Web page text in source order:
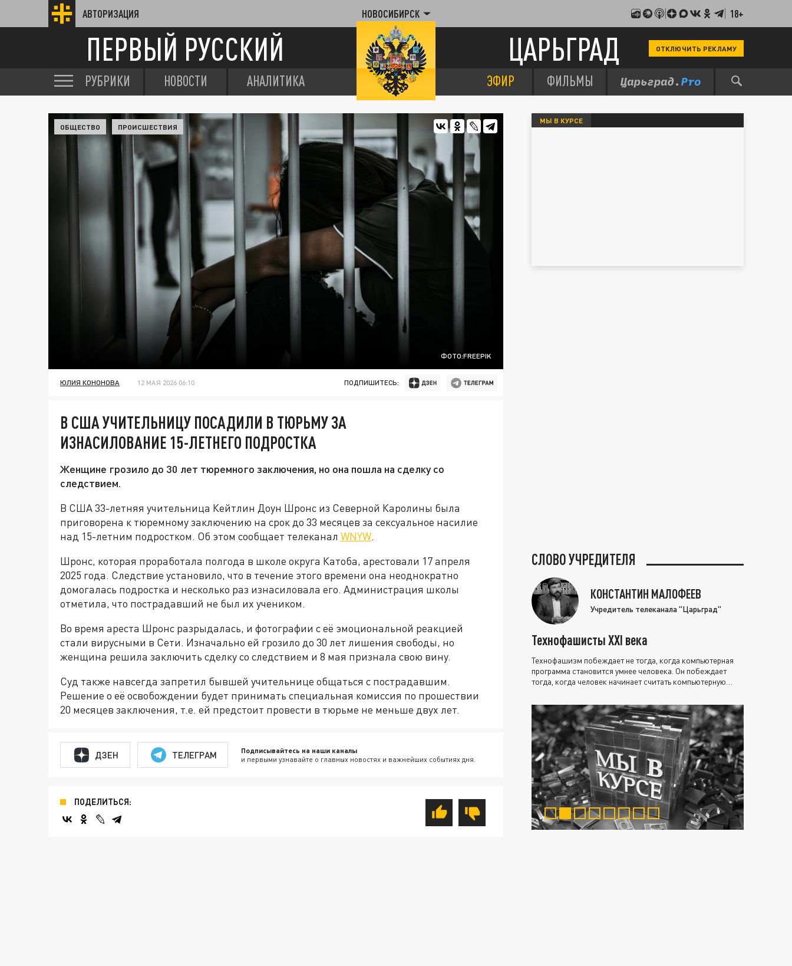
АВТОРИЗАЦИЯ НОВОСИБИРСК 18+
ПЕРВЫЙ РУССКИЙ ЦАРЬГРАД ОТКЛЮЧИТЬ РЕКЛАМУ
РУБРИКИ НОВОСТИ АНАЛИТИКА ЭФИР ФИЛЬМЫ
ФОТО:FREEPIK
ОБЩЕСТВО ПРОИСШЕСТВИЯ
ЮЛИЯ КОНОНОВА 12 МАЯ 2026 06:10 ПОДПИШИТЕСЬ:
В США УЧИТЕЛЬНИЦУ ПОСАДИЛИ В ТЮРЬМУ ЗА
ИЗНАСИЛОВАНИЕ 15-ЛЕТНЕГО ПОДРОСТКА
Женщине грозило до 30 лет тюремного заключения, но она пошла на сделку со
следствием.
В США 33-летняя учительница Кейтлин Доун Шронс из Северной Каролины была
приговорена к тюремному заключению на срок до 33 месяцев за сексуальное насилие
над 15-летним подростком. Об этом сообщает телеканал WNYW.
Шронс, которая проработала полгода в школе округа Катоба, арестовали 17 апреля
2025 года. Следствие установило, что в течение этого времени она неоднократно
домогалась подростка и несколько раз изнасиловала его. Администрация школы
отметила, что пострадавший не был их учеником.
Во время ареста Шронс разрыдалась, и фотографии с её эмоциональной реакцией
стали вирусными в Сети. Изначально ей грозило до 30 лет лишения свободы, но
женщина решила заключить сделку со следствием и 8 мая признала свою вину.
Суд также навсегда запретил бывшей учительнице общаться с пострадавшим.
Решение о её освобождении будет принимать специальная комиссия по прошествии
20 месяцев заключения, т.е. ей предстоит провести в тюрьме не меньше двух лет.
ДЗЕН ТЕЛЕГРАМ Подписывайтесь на наши каналы
и первыми узнавайте о главных новостях и важнейших событиях дня.
ПОДЕЛИТЬСЯ:
МЫ В КУРСЕ
СЛОВО УЧРЕДИТЕЛЯ
КОНСТАНТИН МАЛОФЕЕВ
Учредитель телеканала "Царьград"
Технофашисты XXI века
Технофашизм побеждает не тогда, когда компьютерная
программа становится умнее человека. Он побеждает
тогда, когда человек начинает считать компьютерную